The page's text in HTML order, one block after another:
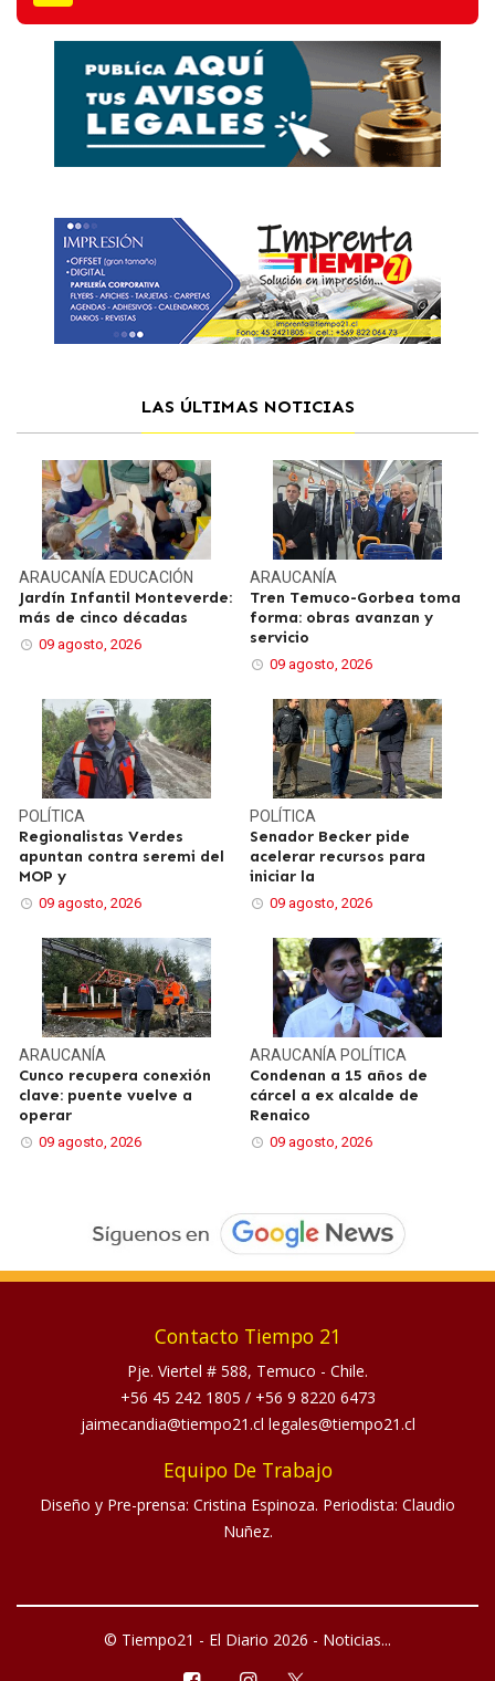
LAS ÚLTIMAS NOTICIAS
ARAUCANÍA EDUCACIÓN
Jardín Infantil Monteverde:
más de cinco décadas
09 agosto, 2026
ARAUCANÍA
Tren Temuco-Gorbea toma
forma: obras avanzan y
servicio
09 agosto, 2026
POLÍTICA
Regionalistas Verdes
apuntan contra seremi del
MOP y
09 agosto, 2026
POLÍTICA
Senador Becker pide
acelerar recursos para
iniciar la
09 agosto, 2026
ARAUCANÍA
Cunco recupera conexión
clave: puente vuelve a
operar
09 agosto, 2026
ARAUCANÍA POLÍTICA
Condenan a 15 años de
cárcel a ex alcalde de
Renaico
09 agosto, 2026
Contacto Tiempo 21
Pje. Viertel # 588, Temuco - Chile.
+56 45 242 1805 / +56 9 8220 6473
jaimecandia@tiempo21.cl legales@tiempo21.cl
Equipo De Trabajo
Diseño y Pre-prensa: Cristina Espinoza. Periodista: Claudio
Nuñez.
© Tiempo21 - El Diario 2026 - Noticias...